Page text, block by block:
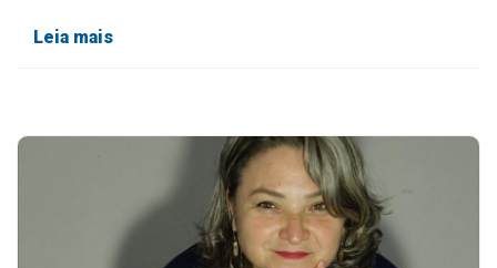
Leia mais